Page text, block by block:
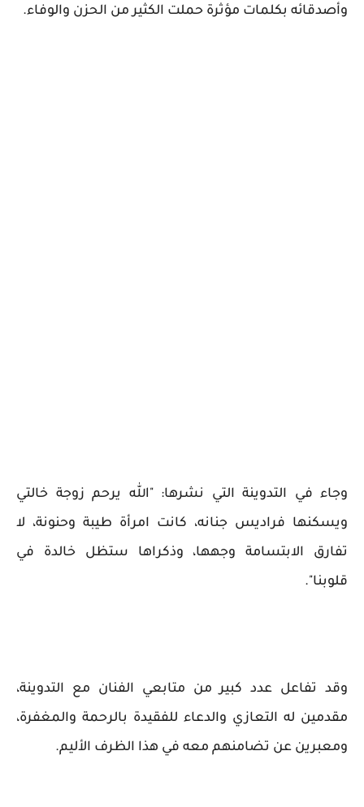
وأصدقائه بكلمات مؤثرة حملت الكثير من الحزن والوفاء.
وجاء في التدوينة التي نشرها: "الله يرحم زوجة خالتي
ويسكنها فراديس جنانه، كانت امرأة طيبة وحنونة، لا
تفارق الابتسامة وجهها، وذكراها ستظل خالدة في
قلوبنا".
وقد تفاعل عدد كبير من متابعي الفنان مع التدوينة،
مقدمين له التعازي والدعاء للفقيدة بالرحمة والمغفرة،
ومعبرين عن تضامنهم معه في هذا الظرف الأليم.